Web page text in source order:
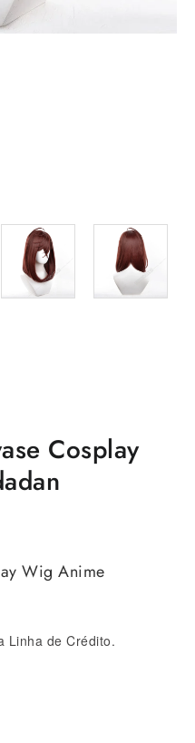
Cosplay
Wig Anime
Linha de Crédito.